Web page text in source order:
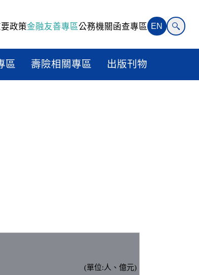
政策金融友善專區公務機關函查專區 EN
區 壽險相關專區 出版刊物
(單位:人、億元)